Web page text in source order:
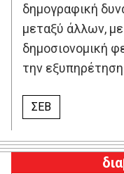
δημογραφική
μεταξύ άλλων,
δημοσιονομική
την
ΣΕΒ